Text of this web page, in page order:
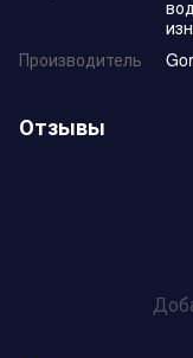
Производитель
Отзывы